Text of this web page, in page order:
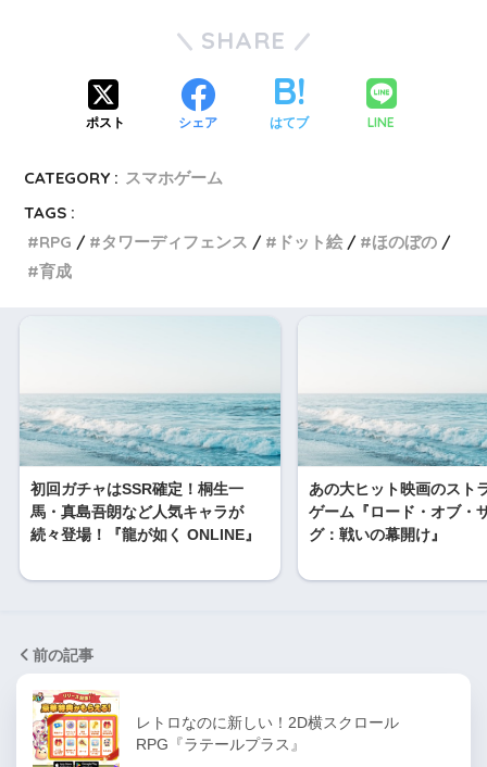
SHARE
ポスト シェア はてブ LINE
CATEGORY : スマホゲーム
TAGS :
RPG
タワーディフェンス ドット絵
ほのぼの
育成
初回ガチャはSSR確定！桐生一
馬・真島吾朗など人気キャラが
続々登場！『龍が如く ONLINE』
あの大ヒット映画のスト
ゲーム『ロード・オブ・
グ：戦いの幕開け』
前の記事
レトロなのに新しい！2D横スクロール
RPG『ラテールプラス』